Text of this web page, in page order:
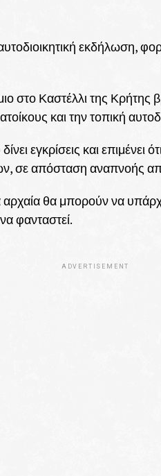
εκδήλωση,
στο Καστέλλι της Κρήτης
και την τοπική
εγκρίσεις και
σε απόσταση αναπνοής
θα μπορούν να
φανταστεί.
ADVERTISEMENT